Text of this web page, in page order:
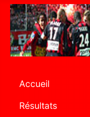
Accueil
Résultats